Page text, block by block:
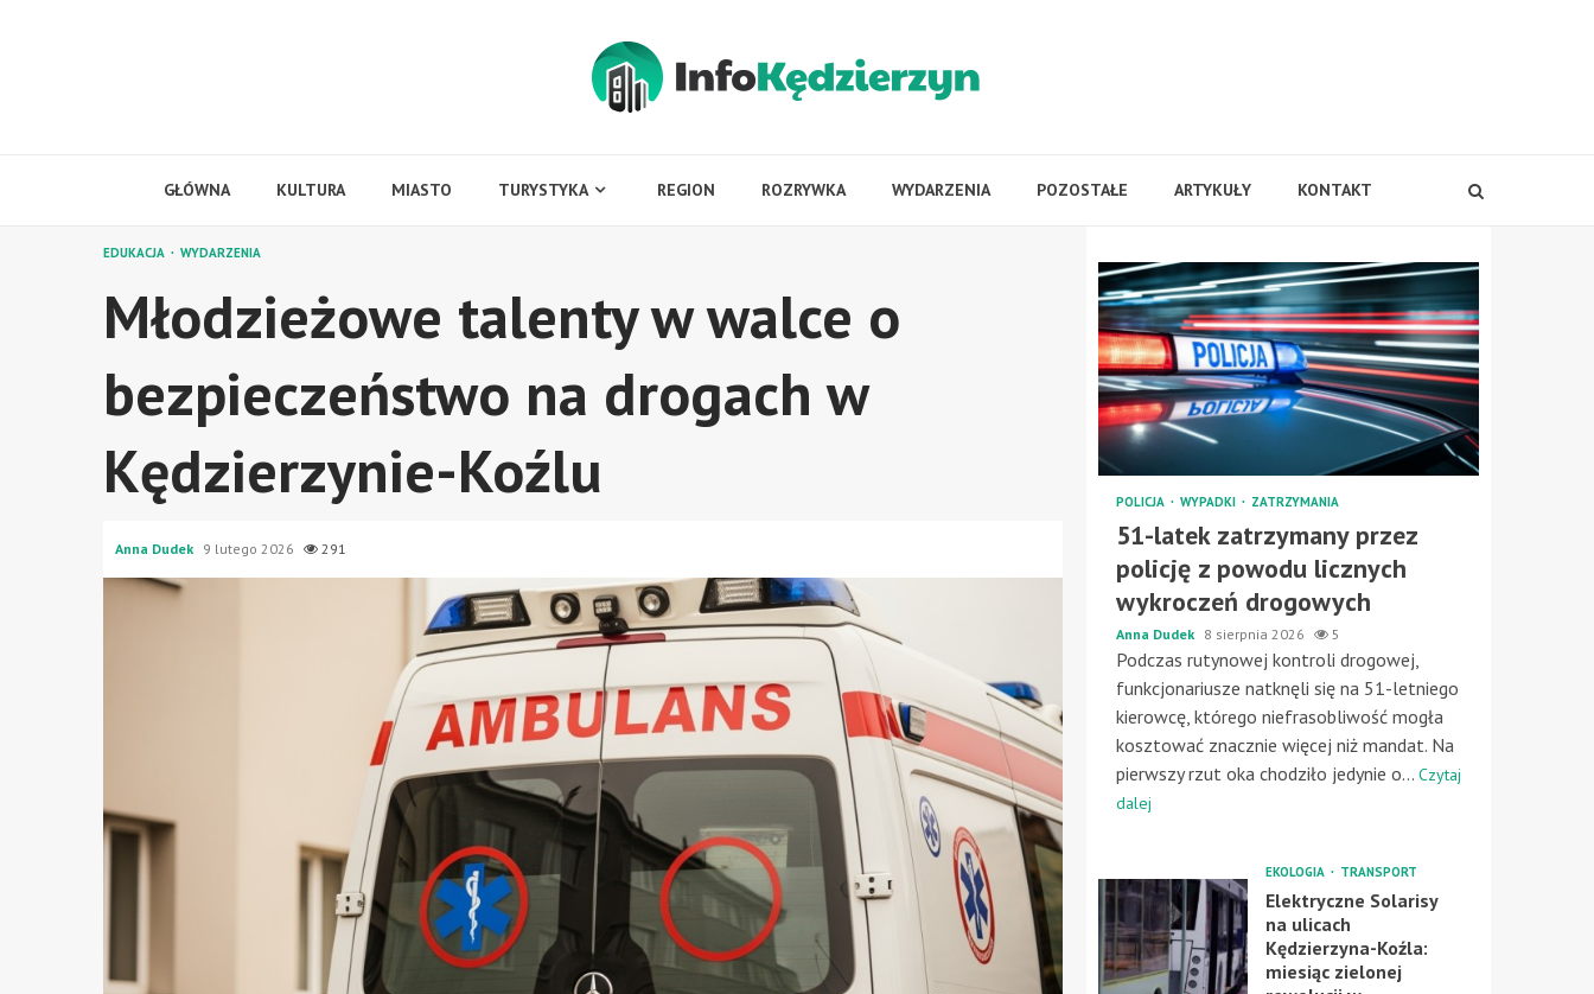
GŁÓWNA KULTURA MIASTO TURYSTYKA REGION ROZRYWKA WYDARZENIA POZOSTAŁE ARTYKUŁY KONTAKT
EDUKACJA WYDARZENIA
Młodzieżowe talenty w walce o
bezpieczeństwo na drogach w
Kędzierzynie-Koźlu
Anna Dudek 9 lutego 2026 291
POLICJA WYPADKI ZATRZYMANIA
51-latek zatrzymany przez
policję z powodu licznych
wykroczeń drogowych
Anna Dudek 8 sierpnia 2026 5
Podczas rutynowej kontroli drogowej,
funkcjonariusze natknęli się na 51-letniego
kierowcę, którego niefrasobliwość mogła
kosztować znacznie więcej niż mandat. Na
pierwszy rzut oka chodziło jedynie o... Czytaj
dalej
EKOLOGIA TRANSPORT
Elektryczne Solarisy
na ulicach
Kędzierzyna-Koźla:
miesiąc zielonej